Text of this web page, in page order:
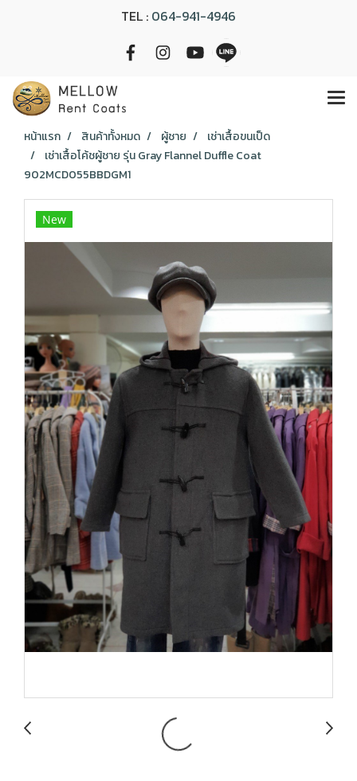
TEL : 064-941-4946
หน้าแรก สินค้าทั้งหมด ผู้ชาย
เช่าเสื้อขนเป็ด
เช่าเสื้อโค้ชผู้ชาย รุ่น Gray Flannel Duffle Coat
902MCD055BBDGM1
New